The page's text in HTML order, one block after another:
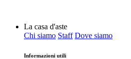
La casa d'aste
Chi siamo Staff Dove siamo
Informazioni utili